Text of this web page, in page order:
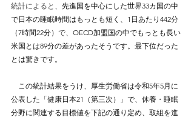
統計によると、 先進国を中心にした世界33カ国の中
で日本の睡眠時間はもっとも短く、1日あたり442分
（7時間22分） で、 OECD加盟国の中でもっとも長い
米国とは89分の差があったそうです。最下位だった
とは驚きです。
この統計結果をうけ、厚生労働省は令和5年5月に
公表した「健康日本21（第三次）」で、休養・睡眠
分野に関連する目標値を下記の通り定め、取組を進